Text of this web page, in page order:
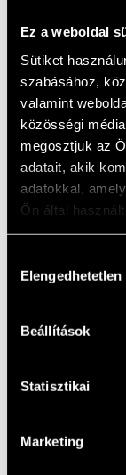
Ez a weboldal
Sütiket
szabásához,
valamint
közösségi
megosztjuk az
adatait, akik
adatokkal,
Ön által
kiválasztása
Elengedhetetlen
Beállítások
Statisztikai
Marketing
ARTIST
COMPOSITION
MUSIC
LABEL
CONTRIBUTORS